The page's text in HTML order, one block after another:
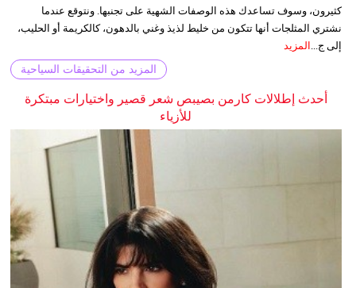
كثيرون، وسوف تساعدك هذه الوصفات الشهية على تجنبها. ونتوقع عندما
نشتري المثلجات أنها تتكون من خليط لذيذ وغني بالدهون، كالكريمة أو الحليب،
إلى ج...
المزيد
المزيد من التحقيقات السياحية
أحدث إطلالات كارمن بصيبص شعر قصير واختيارات مبتكرة
للأزياء